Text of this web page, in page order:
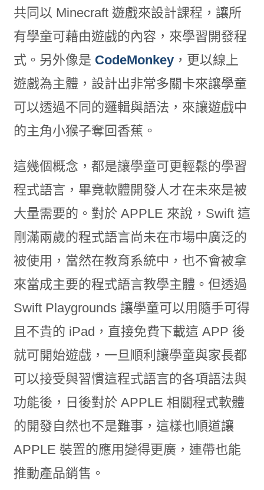
共同以 Minecraft 遊戲來設計課程，讓所
有學童可藉由遊戲的內容，來學習開發程
式。另外像是 CodeMonkey，更以線上
遊戲為主體，設計出非常多關卡來讓學童
可以透過不同的邏輯與語法，來讓遊戲中
的主角小猴子奪回香蕉。
這幾個概念，都是讓學童可更輕鬆的學習
程式語言，畢竟軟體開發人才在未來是被
大量需要的。對於 APPLE 來說，Swift 這
剛滿兩歲的程式語言尚未在市場中廣泛的
被使用，當然在教育系統中，也不會被拿
來當成主要的程式語言教學主體。但透過
Swift Playgrounds 讓學童可以用隨手可得
且不貴的 iPad，直接免費下載這 APP 後
就可開始遊戲，一旦順利讓學童與家長都
可以接受與習慣這程式語言的各項語法與
功能後，日後對於 APPLE 相關程式軟體
的開發自然也不是難事，這樣也順道讓
APPLE 裝置的應用變得更廣，連帶也能
推動產品銷售。